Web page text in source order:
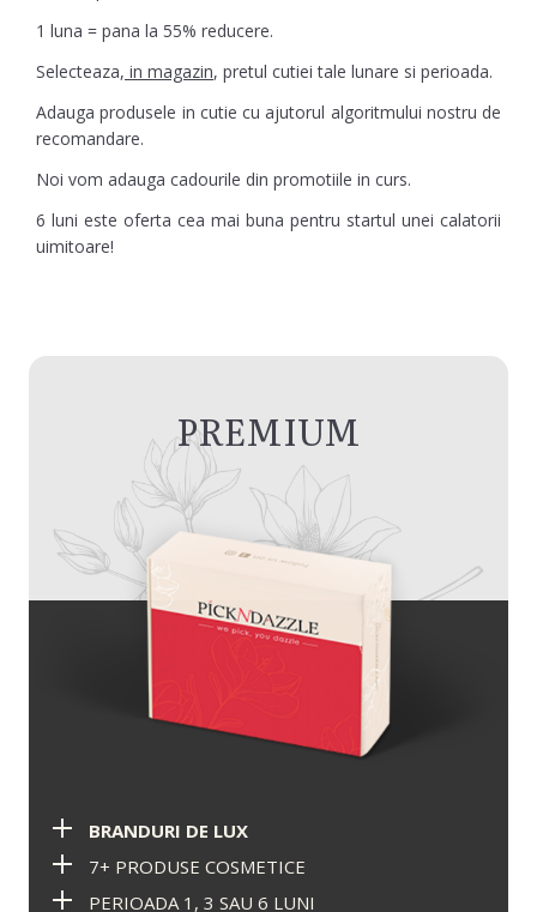
PREMIUM
BRANDURI DE LUX
7+ PRODUSE COSMETICE
PERIOADA 1, 3 SAU 6 LUNI
1 luna = pana la 55% reducere.
Selecteaza, in magazin, pretul cutiei tale lunare si perioada.
Adauga produsele in cutie cu ajutorul algoritmului nostru de
recomandare.
Noi vom adauga cadourile din promotiile in curs.
6 luni este oferta cea mai buna pentru startul unei calatorii
uimitoare!